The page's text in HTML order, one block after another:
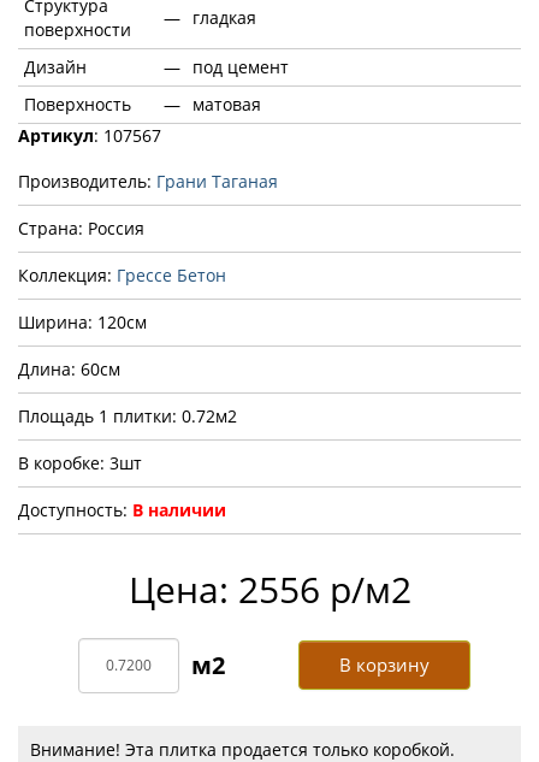
Структура
поверхности
— гладкая
Дизайн — под цемент
Поверхность
— матовая
Артикул: 107567
Производитель: Грани Таганая
Страна: Россия
Коллекция: Грессе Бетон
Ширина: 120см
Длина: 60см
Площадь 1 плитки: 0.72м2
В коробке: 3шт
Доступность: В наличии
Цена: 2556 р/м2
В корзину
Внимание! Эта плитка продается только коробкой.